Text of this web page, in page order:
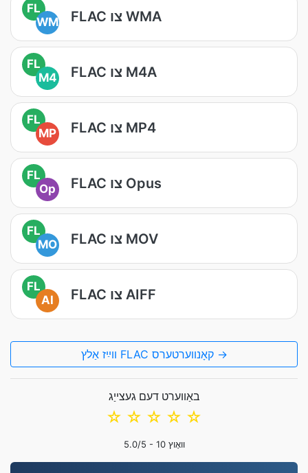
FL
WM
FLAC צו WMA
FL
M4
FLAC צו M4A
FL
MP
FLAC צו MP4
FL
Op
FLAC צו Opus
FL
MO
FLAC צו MOV
FL
AI
FLAC צו AIFF
װײַז אַלץ FLAC קאָנווערטערס →
באַווערט דעם געצייַג
☆
☆
☆
☆
☆
5.0/5 - 10 וואָוץ